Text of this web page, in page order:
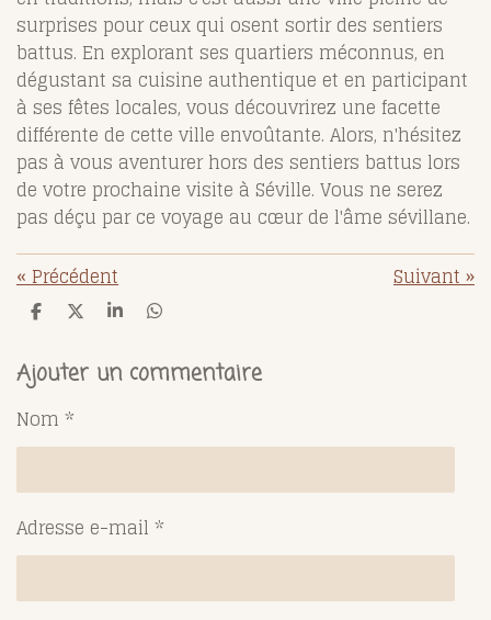
surprises pour ceux qui osent sortir des sentiers
battus. En explorant ses quartiers méconnus, en
dégustant sa cuisine authentique et en participant
à ses fêtes locales, vous découvrirez une facette
différente de cette ville envoûtante. Alors, n'hésitez
pas à vous aventurer hors des sentiers battus lors
de votre prochaine visite à Séville. Vous ne serez
pas déçu par ce voyage au cœur de l'âme sévillane.
«Précédent Suivant»
P
t
a
e
r
P
t
a
r
P
t
a
r
P
t
a
r
Ajouter un commentaire
Nom *
Adresse e-mail *